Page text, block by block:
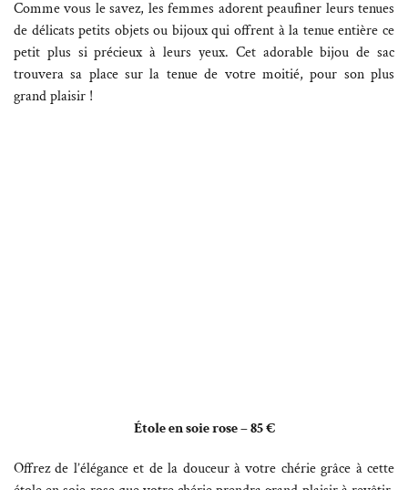
Comme vous le savez, les femmes adorent peaufiner leurs tenues
de délicats petits objets ou bijoux qui offrent à la tenue entière ce
petit plus si précieux à leurs yeux. Cet adorable bijou de sac
trouvera sa place sur la tenue de votre moitié, pour son plus
grand plaisir !
Étole en soie rose – 85 €
Offrez de l’élégance et de la douceur à votre chérie grâce à cette